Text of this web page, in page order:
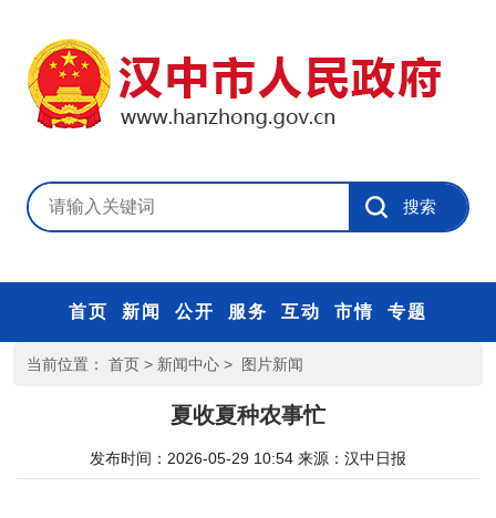
首页 新闻 公开 服务 互动 市情 专题
当前位置： 首页 > 新闻中心 > 图片新闻
夏收夏种农事忙
发布时间：2026-05-29 10:54 来源： 汉中日报